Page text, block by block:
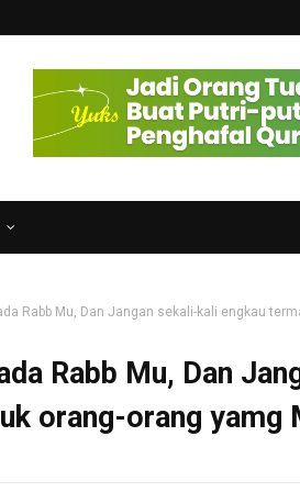
Rabb Mu, Dan Jangan sekali-kali engkau
Rabb Mu, Dan
orang-orang yamg